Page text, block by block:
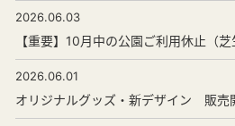
2026.06.03
【重要】10月中の公園ご利用休止（
2026.06.01
オリジナルグッズ・新デザイン 販売